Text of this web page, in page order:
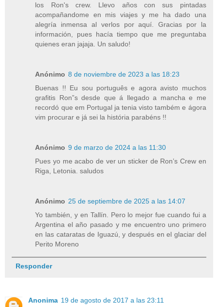
los Ron's crew. Llevo años con sus pintadas
acompañandome en mis viajes y me ha dado una
alegría inmensa al verlos por aquí. Gracias por la
información, pues hacía tiempo que me preguntaba
quienes eran jajaja. Un saludo!
Anónimo 8 de noviembre de 2023 a las 18:23
Buenas !! Eu sou português e agora avisto muchos
grafitis Ron”s desde que á llegado a mancha e me
recordó que em Portugal ja tenia visto também e ágora
vim procurar e já sei la história parabéns !!
Anónimo 9 de marzo de 2024 a las 11:30
Pues yo me acabo de ver un sticker de Ron’s Crew en
Riga, Letonia. saludos
Anónimo 25 de septiembre de 2025 a las 14:07
Yo también, y en Tallín. Pero lo mejor fue cuando fui a
Argentina el año pasado y me encuentro uno primero
en las cataratas de Iguazú, y después en el glaciar del
Perito Moreno
Responder
Anonima 19 de agosto de 2017 a las 23:11